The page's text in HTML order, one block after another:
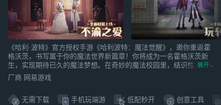
《哈利·波特》官方授权手游《哈利波特：魔法觉醒》，邀你重返霍
格沃茨，书写属于你的魔法世界新篇章！你将成为一名霍格沃茨新
生，实现期待已久的魔法梦想。在奇妙的魔法校园里，结识性格各
异的巫师伙伴，学习咒语和魔法知识，体验异彩纷呈的巫师生活。
还能与原著角色携手，在全新的冒险与奇遇中不断成长，开启属于
校！
展开
厂商 网易游戏
无需下载 手机玩端游 低配秒开 创意工具